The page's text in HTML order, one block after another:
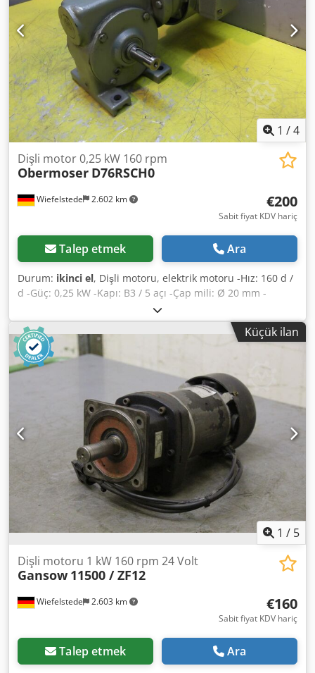
1 /4
Wiefelstede 2.602 km
Dişli motor 0,25 kW 160 rpm
Obermoser D76RSCH0
€200
Sabit fiyat KDV hariç
Talep etmek Ara
Durum: ikinci el, Dişli motoru, elektrik motoru -Hız: 160 d /
d -Güç: 0,25 kW -Kapı: B3 / 5 açı -Çap mili: Ø 20 mm -
Koruma sınıfı: IP 33 -Boyutlar: 325/210 / H195 mm -Ağırlık:
13 kg Dcodpjc Sktzefx Agpsk
Küçük ilan
1 / 5
Wiefelstede 2.603 km
Dişli motoru 1 kW 160 rpm 24 Volt
Gansow 11500 / ZF12
€160
Sabit fiyat KDV hariç
Talep etmek Ara